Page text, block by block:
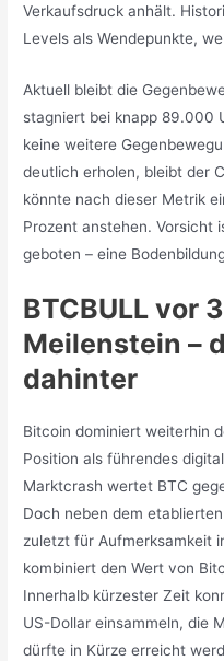
Verkaufsdruck anhält.
Levels als Wendepunkte,
Aktuell bleibt die
stagniert bei knapp 89.000
keine weitere
deutlich erholen, bleibt der
könnte nach dieser Metrik
Prozent anstehen. Vorsicht
geboten – eine
BTCBULL vor
Meilenstein –
dahinter
Bitcoin dominiert weiterhin
Position als führendes
Marktcrash wertet BTC
Doch neben dem
zuletzt für Aufmerksamkeit
kombiniert den Wert von
Innerhalb kürzester Zeit
US-Dollar einsammeln, die
dürfte in Kürze erreicht